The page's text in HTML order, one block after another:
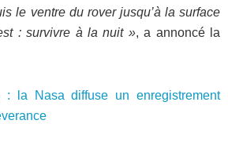
le ventre du rover jusqu’à la surface
: survivre à la nuit », a annoncé la
: la Nasa diffuse un enregistrement